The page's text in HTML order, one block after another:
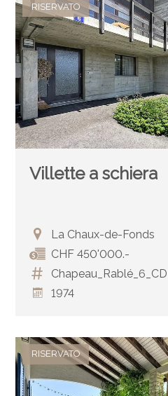
RISERVATO
Villette a schiera
La Chaux-de-Fonds
CHF 450'000.-
1974
RISERVATO